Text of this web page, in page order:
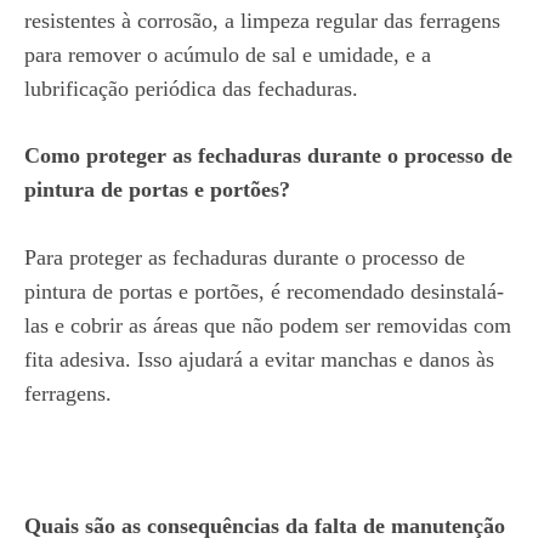
resistentes à corrosão, a limpeza regular das ferragens
para remover o acúmulo de sal e umidade, e a
lubrificação periódica das fechaduras.
Como proteger as fechaduras durante o processo de
pintura de portas e portões?
Para proteger as fechaduras durante o processo de
pintura de portas e portões, é recomendado desinstalá-
las e cobrir as áreas que não podem ser removidas com
fita adesiva. Isso ajudará a evitar manchas e danos às
ferragens.
Quais são as consequências da falta de manutenção